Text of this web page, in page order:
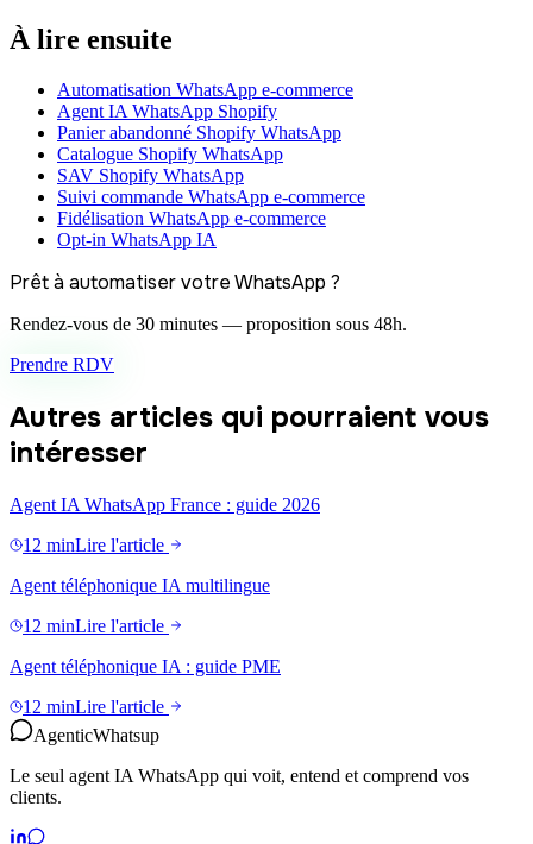
À lire ensuite
Automatisation WhatsApp e-commerce
Agent IA WhatsApp Shopify
Panier abandonné Shopify WhatsApp
Catalogue Shopify WhatsApp
SAV Shopify WhatsApp
Suivi commande WhatsApp e-commerce
Fidélisation WhatsApp e-commerce
Opt-in WhatsApp IA
Prêt à automatiser votre WhatsApp ?
Rendez-vous de 30 minutes — proposition sous 48h.
Prendre RDV
Autres articles qui pourraient vous
intéresser
Agent IA WhatsApp France : guide 2026
12 minLire l'article
Agent téléphonique IA multilingue
12 minLire l'article
Agent téléphonique IA : guide PME
12 minLire l'article
AgenticWhatsup
Le seul agent IA WhatsApp qui voit, entend et comprend vos
clients.